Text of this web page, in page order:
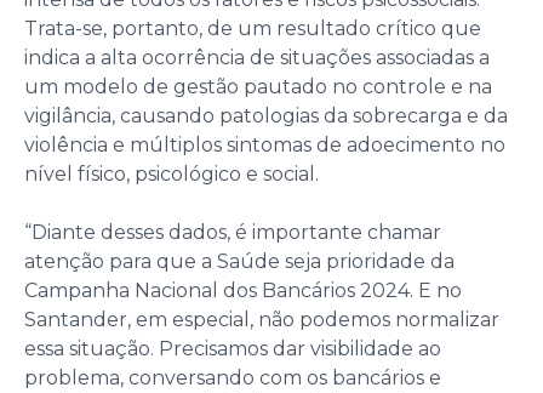
Trata-se, portanto, de um resultado crítico que
indica a alta ocorrência de situações associadas a
um modelo de gestão pautado no controle e na
vigilância, causando patologias da sobrecarga e da
violência e múltiplos sintomas de adoecimento no
nível físico, psicológico e social.
“Diante desses dados, é importante chamar
atenção para que a Saúde seja prioridade da
Campanha Nacional dos Bancários 2024. E no
Santander, em especial, não podemos normalizar
essa situação. Precisamos dar visibilidade ao
problema, conversando com os bancários e